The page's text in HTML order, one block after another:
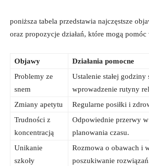
poniższa ‌tabela przedstawia ⁢najczęstsze
oraz propozycje działań, które mogą pomóc
Objawy
Działania pomocne
Problemy ‍ze
snem
Ustalenie stałej godziny
wprowadzenie rutyny
Zmiany apetytu
Regularne posiłki i
Trudności z
koncentracją
Odpowiednie przerwy
planowania czasu.
Unikanie‌
szkoły
Rozmowa o obawach i
poszukiwanie